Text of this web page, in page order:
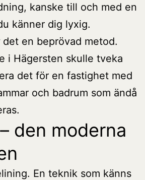
kanske till och med en
känner dig lyxig.
en beprövad metod.
i Hägersten skulle tveka
det för en fastighet med
och badrum som ändå
den moderna
En teknik som känns